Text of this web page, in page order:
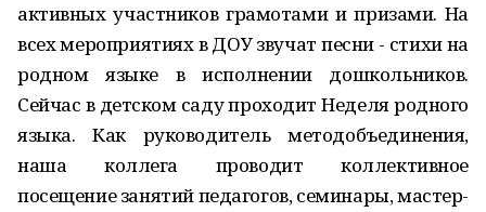
активных участников грамотами и призами. На
всех мероприятиях в ДОУ звучат песни - стихи на
родном языке в исполнении дошкольников.
Сейчас в детском саду проходит Неделя родного
языка. Как руководитель методобъединения,
наша коллега проводит коллективное
посещение занятий педагогов, семинары, мастер-